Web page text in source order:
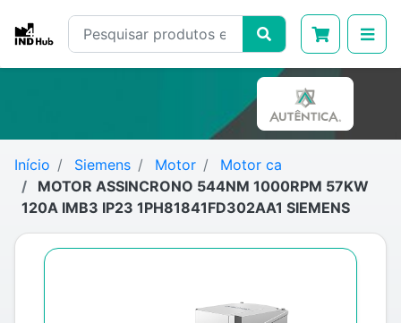
Início Siemens Motor
Motor ca
MOTOR ASSINCRONO 544NM 1000RPM 57KW
120A IMB3 IP23 1PH81841FD302AA1 SIEMENS